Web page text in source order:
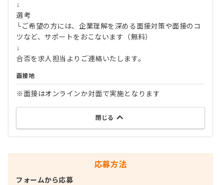
↓
選考
└ご希望の方には、企業理解を深める面接対策や面接のコ
ツなど、サポートをおこないます（無料）
↓
合否を求人担当よりご連絡いたします。
面接地
※面接はオンラインか対面で実施となります
閉じる
応募方法
フォームから応募